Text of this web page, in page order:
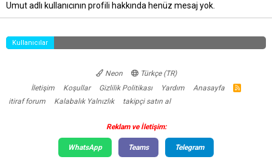
Umut adlı kullanıcının profili hakkında henüz mesaj yok.
Kullanıcılar
Neon
Türkçe (TR)
İletişim
Koşullar Gizlilik Politikası Yardım Anasayfa
R
itiraf forum Kalabalık Yalnızlık takipçi satın al
Reklam ve İletişim:
WhatsApp Teams Telegram